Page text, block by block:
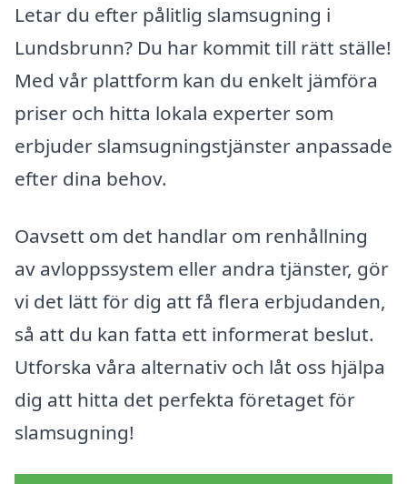
Letar du efter pålitlig slamsugning i
Lundsbrunn? Du har kommit till rätt ställe!
Med vår plattform kan du enkelt jämföra
priser och hitta lokala experter som
erbjuder slamsugningstjänster anpassade
efter dina behov.
Oavsett om det handlar om renhållning
av avloppssystem eller andra tjänster, gör
vi det lätt för dig att få flera erbjudanden,
så att du kan fatta ett informerat beslut.
Utforska våra alternativ och låt oss hjälpa
dig att hitta det perfekta företaget för
slamsugning!